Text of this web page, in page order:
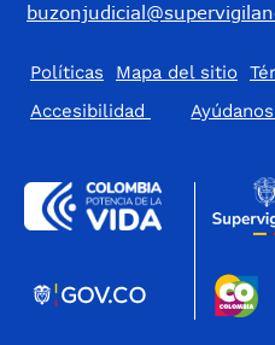
Políticas Mapa del sitio
Accesibilidad